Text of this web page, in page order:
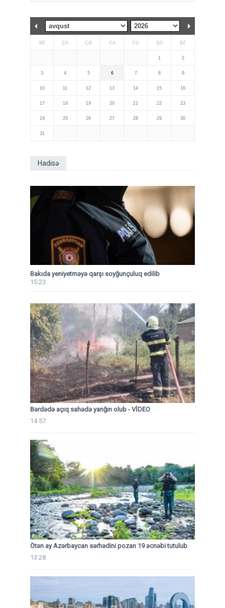
BE ÇA ÇƏ CA CÜ ŞƏ BZ
1 2
3 4 5 6 7 8 9
10 11 12 13 14 15 16
17 18 19 20 21 22 23
24 25 26 27 28 29 30
31
Hadisə
Bakıda yeniyetməyə qarşı soyğunçuluq edilib
15:23
Bərdədə açıq sahədə yanğın olub - VİDEO
14:57
Ötən ay Azərbaycan sərhədini pozan 19 əcnəbi tutulub
13:28